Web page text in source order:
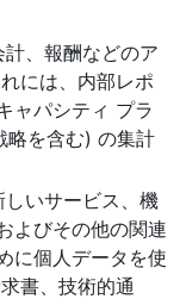
、報酬などのア
には、内部レポ
ャパシティ プラ
略を含む) の集計
いサービス、機
よびその他の関連
に個人データを使
書、技術的通